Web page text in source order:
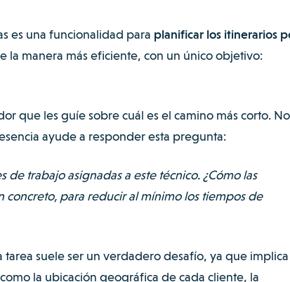
es una funcionalidad para planificar los itinerarios
la manera más eficiente, con un único objetivo:
que les guíe sobre cuál es el camino más corto.
ayude a responder esta pregunta:
de trabajo asignadas a este técnico. ¿Cómo las
para reducir al mínimo los tiempos de
tarea suele ser un verdadero desafío, ya que implica
la ubicación geográfica de cada cliente, la